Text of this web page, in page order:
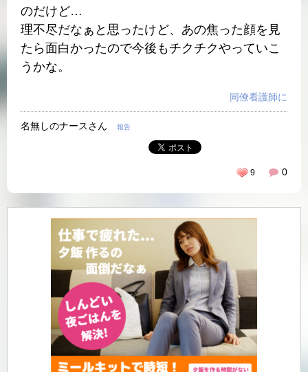
のだけど…
理不尽だなぁと思ったけど、あの焦った顔を見
たら面白かったので今後もチクチクやっていこ
うかな。
同僚看護師に
名無しのナースさん 報告
0
9